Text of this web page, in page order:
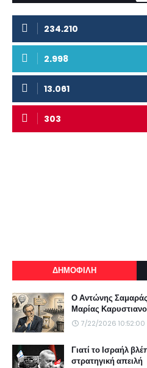
234.210
2.998
13.061
303
ΔΗΜΟΦΙΛΗ
Ο Αντώνης
Μαρίας
7/22/2026 10:52:00
Γιατί το Ισραήλ
στρατηγική απειλή